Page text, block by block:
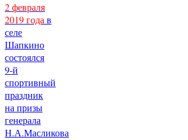
2 февраля
2019 годав
селе
Шапкино
состоялся
9-й
спортивный
праздник
на призы
генерала
Н.А.Масликова